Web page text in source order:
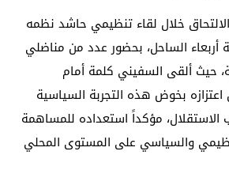
خلال لقاء تنظيمي حاشد نظمه
أربعاء الساحل، بحضور عدد من مناضلي
حيث ألقى السفيني كلمة أمام
اعتزازه بخوض هذه التجربة السياسية
الاستقلال، مؤكداً استعداده للمساهمة
والسياسي على المستوى المحلي